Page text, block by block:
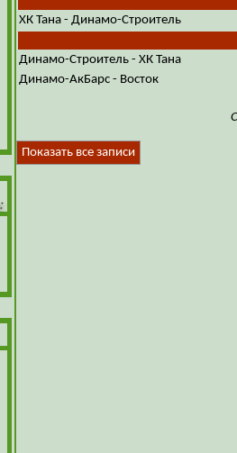
ХК Тана - Динамо-Строитель
Динамо-Строитель - ХК Тана
Динамо-АкБарс - Восток
Показать все записи